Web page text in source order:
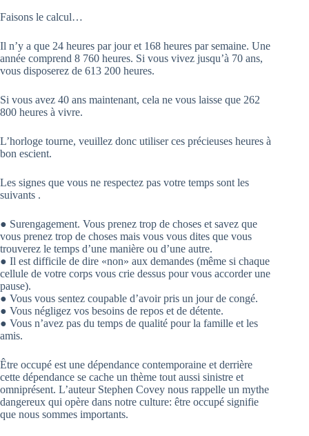
Faisons le calcul…
Il n’y a que 24 heures par jour et 168 heures par semaine. Une
année comprend 8 760 heures. Si vous vivez jusqu’à 70 ans,
vous disposerez de 613 200 heures.
Si vous avez 40 ans maintenant, cela ne vous laisse que 262
800 heures à vivre.
L’horloge tourne, veuillez donc utiliser ces précieuses heures à
bon escient.
Les signes que vous ne respectez pas votre temps sont les
suivants .
● Surengagement. Vous prenez trop de choses et savez que
vous prenez trop de choses mais vous vous dites que vous
trouverez le temps d’une manière ou d’une autre.
● Il est difficile de dire «non» aux demandes (même si chaque
cellule de votre corps vous crie dessus pour vous accorder une
pause).
● Vous vous sentez coupable d’avoir pris un jour de congé.
● Vous négligez vos besoins de repos et de détente.
● Vous n’avez pas du temps de qualité pour la famille et les
amis.
Être occupé est une dépendance contemporaine et derrière
cette dépendance se cache un thème tout aussi sinistre et
omniprésent. L’auteur Stephen Covey nous rappelle un mythe
dangereux qui opère dans notre culture: être occupé signifie
que nous sommes importants.